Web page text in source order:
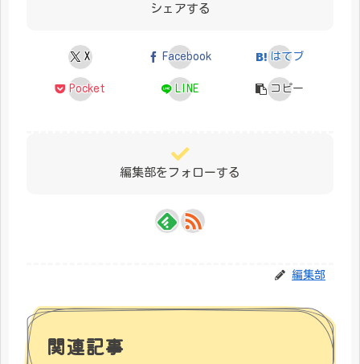
シェアする
X Facebook はてブ
Pocket LINE コピー
編集部をフォローする
編集部
関連記事